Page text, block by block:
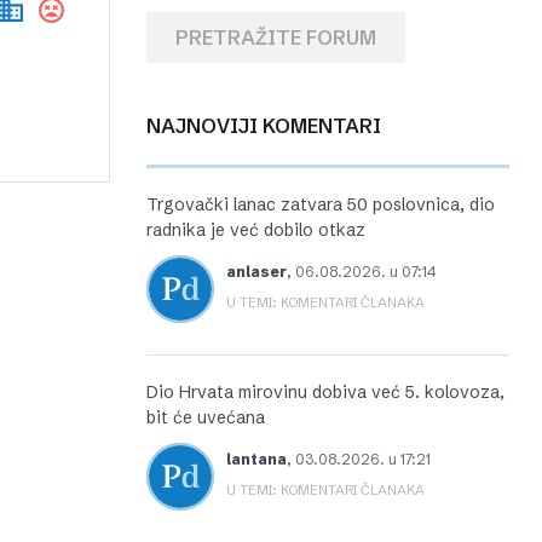
PRETRAŽITE FORUM
NAJNOVIJI KOMENTARI
Trgovački lanac zatvara 50 poslovnica, dio
radnika je već dobilo otkaz
anlaser, 06.08.2026. u 07:14
U TEMI: KOMENTARI ČLANAKA
Dio Hrvata mirovinu dobiva već 5. kolovoza,
bit će uvećana
lantana, 03.08.2026. u 17:21
U TEMI: KOMENTARI ČLANAKA